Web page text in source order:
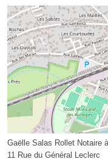
Gaëlle Salas Rollet Notaire
11 Rue du Général Leclerc